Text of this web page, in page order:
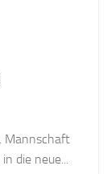
Mannschaft
die neue...